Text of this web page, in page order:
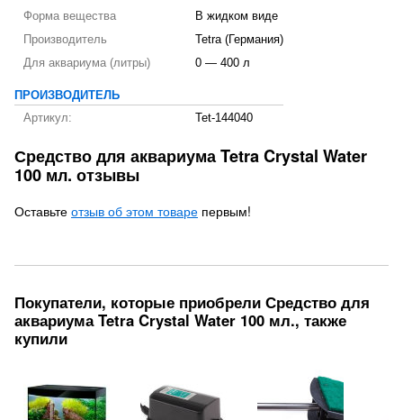
Форма вещества
В жидком виде
Производитель
Tetra (Германия)
Для аквариума (литры)
0 — 400 л
ПРОИЗВОДИТЕЛЬ
Артикул:
Tet-144040
Средство для аквариума Tetra Crystal Water
100 мл. отзывы
Оставьте отзыв об этом товаре первым!
Покупатели, которые приобрели Средство для
аквариума Tetra Crystal Water 100 мл., также
купили